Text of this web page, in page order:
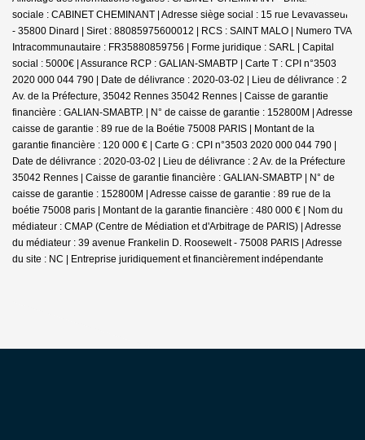
sociale : CABINET CHEMINANT | Adresse siège social : 15 rue Levavasseur
- 35800 Dinard | Siret : 88085975600012 | RCS : SAINT MALO | Numero TVA
Intracommunautaire : FR35880859756 | Forme juridique : SARL | Capital
social : 5000€ | Assurance RCP : GALIAN-SMABTP | Carte T : CPI n°3503
2020 000 044 790 | Date de délivrance : 2020-03-02 | Lieu de délivrance : 2
Av. de la Préfecture, 35042 Rennes 35042 Rennes | Caisse de garantie
financière : GALIAN-SMABTP. | N° de caisse de garantie : 152800M | Adresse
caisse de garantie : 89 rue de la Boétie 75008 PARIS | Montant de la
garantie financière : 120 000 € | Carte G : CPI n°3503 2020 000 044 790 |
Date de délivrance : 2020-03-02 | Lieu de délivrance : 2 Av. de la Préfecture
35042 Rennes | Caisse de garantie financière : GALIAN-SMABTP | N° de
caisse de garantie : 152800M | Adresse caisse de garantie : 89 rue de la
boétie 75008 paris | Montant de la garantie financière : 480 000 € | Nom du
médiateur : CMAP (Centre de Médiation et d'Arbitrage de PARIS) | Adresse
du médiateur : 39 avenue Frankelin D. Roosewelt - 75008 PARIS | Adresse
du site : NC | Entreprise juridiquement et financièrement indépendante